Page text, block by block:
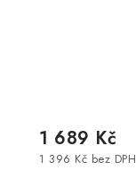
1 396 Kč bez DPH
1 689 Kč